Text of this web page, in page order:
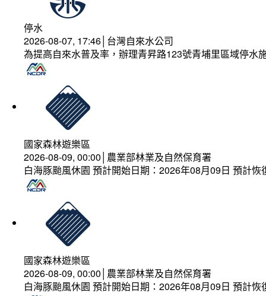
停水
2026-08-07, 17:46│台灣自來水公司
為提高自來水普及率，辦理青昇路123號青埔里區域停水
國家森林遊樂區
2026-08-09, 00:00│農業部林業及自然保育署
白海豚颱風休園 預計開始日期：2026年08月09日 預計
國家森林遊樂區
2026-08-09, 00:00│農業部林業及自然保育署
白海豚颱風休園 預計開始日期：2026年08月09日 預計